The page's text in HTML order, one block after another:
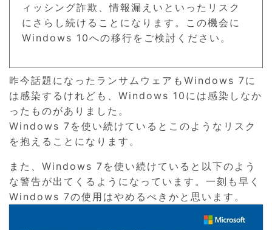
ィッシング詐欺、情報漏えいといったリスク
にさらし続けることになります。この機会に
Windows 10への移行をご検討ください。
昨今話題になったランサムウェアもWindows 7に
は感染するけれども、Windows 10には感染しなか
ったものがありました。
Windows 7を使い続けているとこのようなリスク
を抱えることになります。
また、Windows 7を使い続けていると以下のよう
な警告が出てくるようになっています。一刻も早く
Windows 7の使用はやめるべきかと思います。